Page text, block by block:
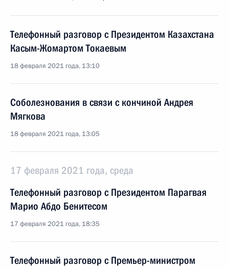
Телефонный разговор с Президентом Казахстана
Касым-Жомартом Токаевым
18 февраля 2021 года, 13:10
Соболезнования в связи с кончиной Андрея
Мягкова
18 февраля 2021 года, 13:05
17 февраля 2021 года, среда
Телефонный разговор с Президентом Парагвая
Марио Абдо Бенитесом
17 февраля 2021 года, 18:35
Телефонный разговор с Премьер-министром